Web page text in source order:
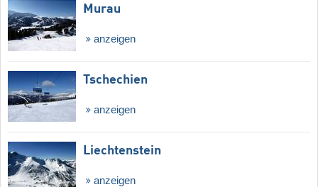
Murau
anzeigen
Tschechien
anzeigen
Liechtenstein
anzeigen